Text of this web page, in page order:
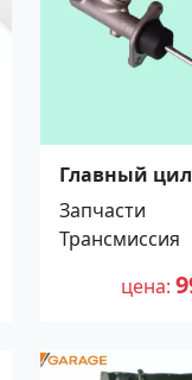
Главный
сцепления
Атлас F23
YAMASIDA.
Краснодар
Запчасти
Трансмиссия
цена